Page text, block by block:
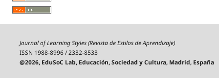
Journal of Learning Styles (Revista de Estilos de Aprendizaje)
ISSN 1988-8996 / 2332-8533
@2026, EduSoC Lab, Educación, Sociedad y Cultura, Madrid, España